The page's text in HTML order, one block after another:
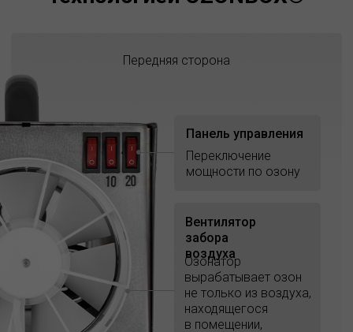
Передняя сторона
Вентилятор
забора
воздуха
Озонатор
вырабатывает озон
не только из воздуха,
находящегося
в помещении,
Панель управления
Переключение
мощности по озону